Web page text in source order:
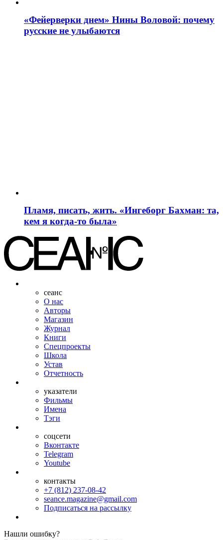
«Фейерверки днем» Нины Воловой: почему
русские не улыбаются
Пламя, писать, жить. «Ингеборг Бахман: та,
кем я когда-то была»
сеанс
О нас
Авторы
Магазин
Журнал
Книги
Спецпроекты
Школа
Устав
Отчетность
указатели
Фильмы
Имена
Тэги
соцсети
Вконтакте
Telegram
Youtube
контакты
+7 (812) 237-08-42
seance.magazine@gmail.com
Подписаться на рассылку
Нашли ошибку?